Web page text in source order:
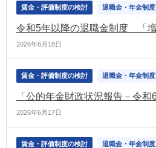
賃金・評価制度の検討 退職金・年金制度
2026年6月18日
賃金・評価制度の検討 退職金・年金制度
2026年6月17日
賃金・評価制度の検討 退職金・年金制度